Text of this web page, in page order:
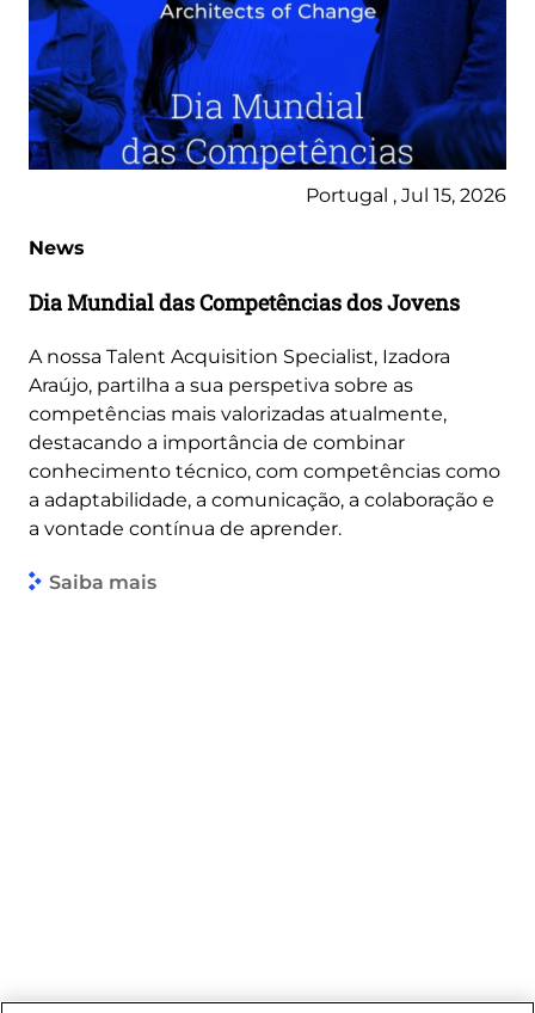
Portugal , Jul 15, 2026
News
Dia Mundial das Competências dos Jovens
A nossa Talent Acquisition Specialist, Izadora
Araújo, partilha a sua perspetiva sobre as
competências mais valorizadas atualmente,
destacando a importância de combinar
conhecimento técnico, com competências como
a adaptabilidade, a comunicação, a colaboração e
a vontade contínua de aprender.
Saiba mais